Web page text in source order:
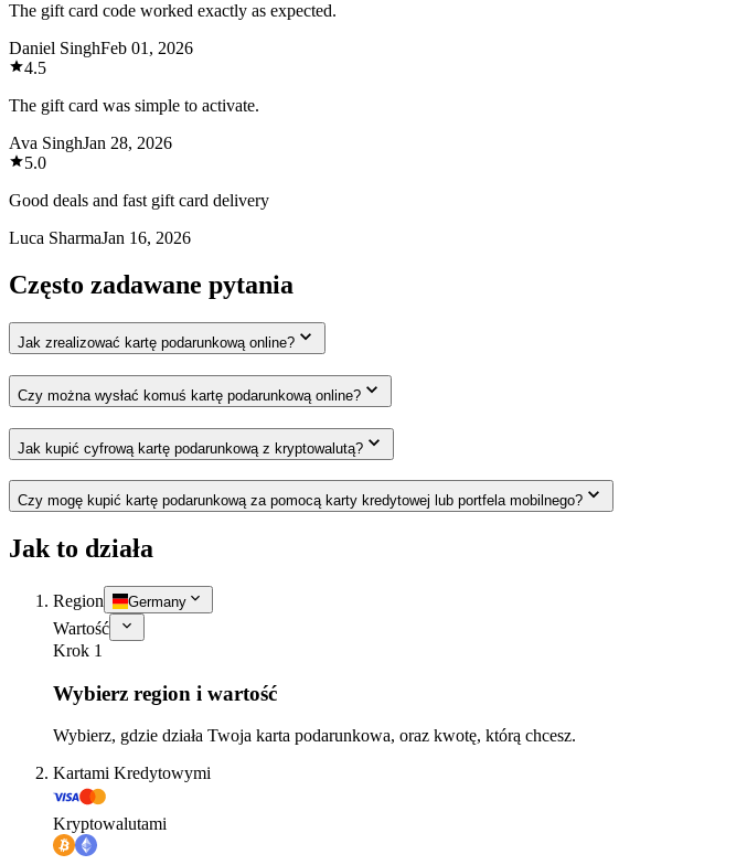
The gift card code worked exactly as expected.
Daniel SinghFeb 01, 2026
4.5
The gift card was simple to activate.
Ava SinghJan 28, 2026
5.0
Good deals and fast gift card delivery
Luca SharmaJan 16, 2026
Często zadawane pytania
Jak zrealizować kartę podarunkową online?
Czy można wysłać komuś kartę podarunkową online?
Jak kupić cyfrową kartę podarunkową z kryptowalutą?
Czy mogę kupić kartę podarunkową za pomocą karty kredytowej lub portfela mobilnego?
Jak to działa
Region Germany
Wartość
Krok 1
Wybierz region i wartość
Wybierz, gdzie działa Twoja karta podarunkowa, oraz kwotę, którą chcesz.
Kartami Kredytowymi
Kryptowalutami